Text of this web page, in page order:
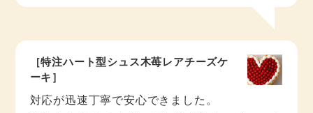
［特注ハート型シュス木苺レアチーズケ
ーキ］
対応が迅速丁寧で安心できました。